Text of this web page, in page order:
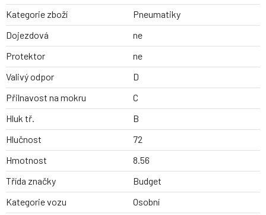
Kategorie zboží
Pneumatiky
Dojezdová
ne
Protektor
ne
Valivý odpor
D
Přilnavost na mokru
C
Hluk tř.
B
Hlučnost
72
Hmotnost
8.56
Třída značky
Budget
Kategorie vozu
Osobní